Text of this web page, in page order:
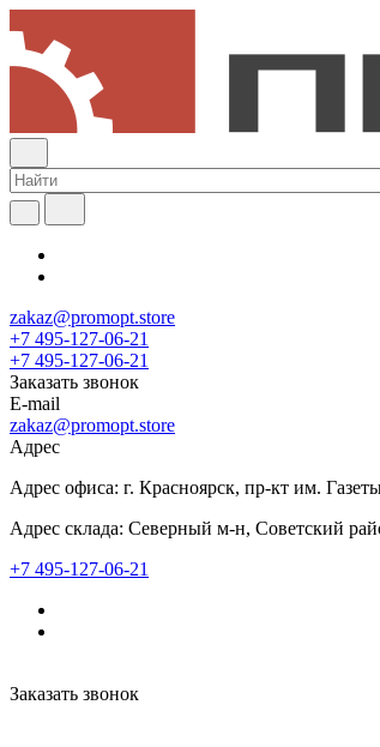
zakaz@promopt.store
+7 495-127-06-21
+7 495-127-06-21
Заказать звонок
E-mail
zakaz@promopt.store
Адрес
Адрес офиса: г. Красноярск, пр-кт им.
Адрес склада: Северный м-н, Советский
+7 495-127-06-21
Заказать звонок